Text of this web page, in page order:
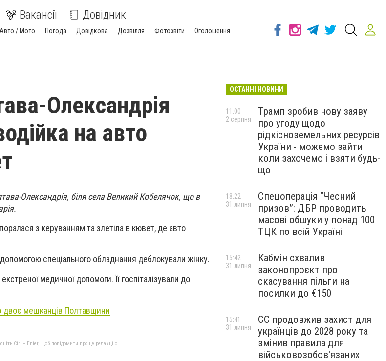
Вакансії Довідник
Авто / Мото Погода Довідкова Дозвілля Фотозвіти
Оголошення
Олександрія
на авто
Олександрія, біля села Великий Кобелячок, що в
з керуванням та злетіла в кювет, де авто
спеціального обладнання деблокували жінку.
медичної допомоги. Її госпіталізували до
двоє мешканців Полтавщини
Ctrl + Enter, щоб повідомити про це редакцію
ОСТАННІ НОВИНИ
Трамп зробив нову заяву
про угоду щодо
рідкісноземельних ресурсів
України - можемо зайти
коли захочемо і взяти будь-
що
11:00
2 серпня
Спецоперація “Чесний
призов”: ДБР проводить
масові обшуки у понад 100
ТЦК по всій Україні
18:22
31 липня
Кабмін схвалив
законопроєкт про
скасування пільги на
посилки до €150
15:42
31 липня
ЄС продовжив захист для
українців до 2028 року та
змінив правила для
військовозобов'язаних
15:41
31 липня